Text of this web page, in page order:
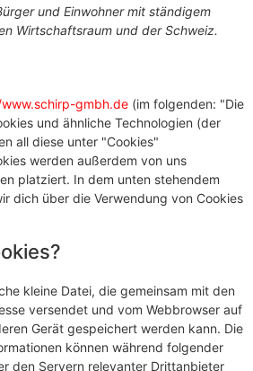
und Einwohner mit ständigem
Wirtschaftsraum und der Schweiz.
gmbh.de (im folgenden: "Die
und ähnliche Technologien (der
all diese unter "Cookies"
werden außerdem von uns
platziert. In dem unten stehendem
dich über die Verwendung von Cookies
kleine Datei, die gemeinsam mit den
versendet und vom Webbrowser auf
Gerät gespeichert werden kann. Die
können während folgender
den Servern relevanter Drittanbieter